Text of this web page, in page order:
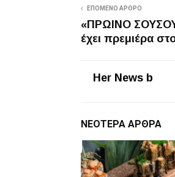
ΕΠΌΜΕΝΟ ΆΡΘΡΟ
«ΠΡΩΙΝΟ
έχει πρεμιέρα
Her News b
ΝΕΌΤΕΡΑ ΆΡΘΡΑ